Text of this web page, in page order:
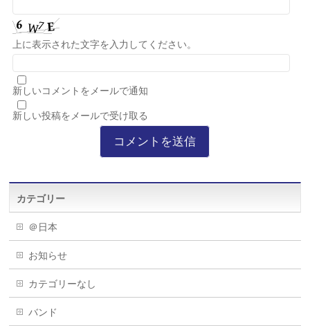
上に表示された文字を入力してください。
新しいコメントをメールで通知
新しい投稿をメールで受け取る
カテゴリー
＠日本
お知らせ
カテゴリーなし
バンド